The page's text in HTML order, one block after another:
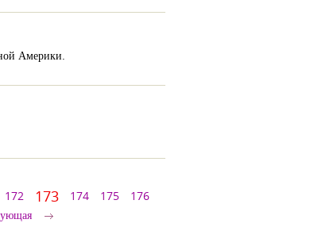
Америки.
172 173 174 175
176